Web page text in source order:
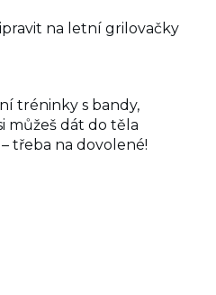
na letní grilovačky
tréninky s bandy,
můžeš dát do těla
třeba na dovolené!